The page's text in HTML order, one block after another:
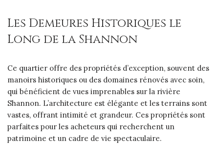
Les Demeures Historiques le
Long de la Shannon
Ce quartier offre des propriétés d’exception, souvent des
manoirs historiques ou des domaines rénovés avec soin,
qui bénéficient de vues imprenables sur la rivière
Shannon. L’architecture est élégante et les terrains sont
vastes, offrant intimité et grandeur. Ces propriétés sont
parfaites pour les acheteurs qui recherchent un
patrimoine et un cadre de vie spectaculaire.